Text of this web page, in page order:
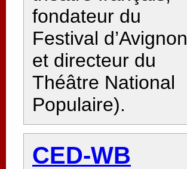
fondateur du
Festival d’Avignon
et directeur du
Théâtre National
Populaire).
CED-WB